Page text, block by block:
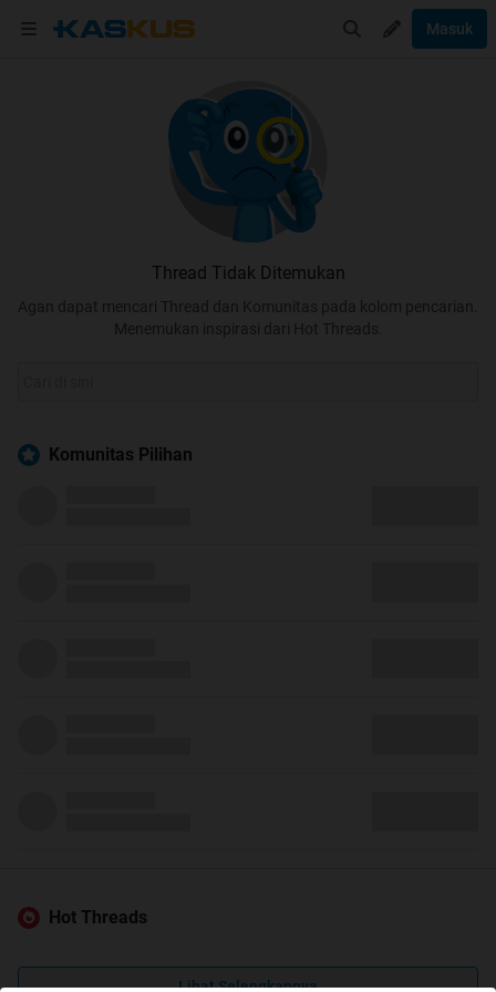
Masuk
Thread Tidak Ditemukan
Agan dapat mencari Thread dan Komunitas pada kolom pencarian.
Menemukan inspirasi dari Hot Threads.
Komunitas Pilihan
Hot Threads
Lihat Selengkapnya